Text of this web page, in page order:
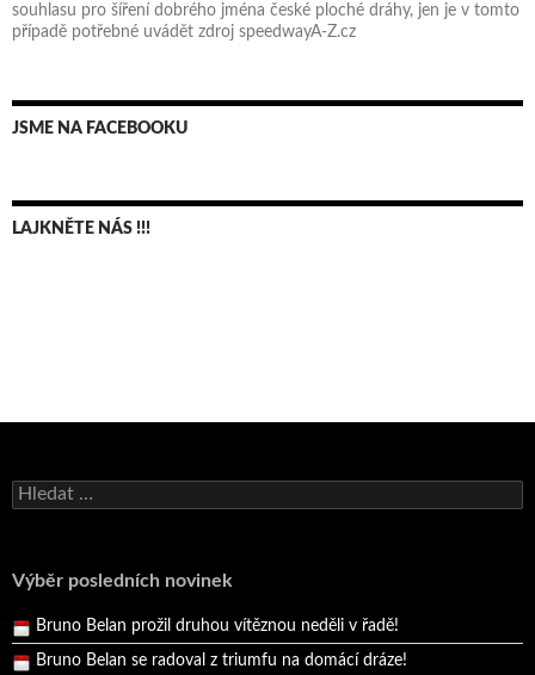
souhlasu pro šíření dobrého jména české ploché dráhy, jen je v tomto
případě potřebné uvádět zdroj speedwayA-Z.cz
JSME NA FACEBOOKU
LAJKNĚTE NÁS !!!
Vyhledávání
Výběr posledních novinek
Bruno Belan se radoval z triumfu na domácí dráze!
Andy Appleton obhájil dlouhodrážní titul!
Pražský přebor neskrblil překvapeními!
Bruno Belan prožil druhou vítěznou neděli v řadě!
Bruno Belan se radoval z triumfu na domácí dráze!